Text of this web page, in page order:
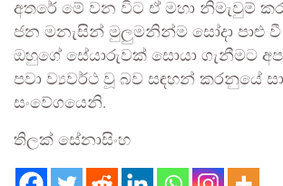
අතරේ මේ වන විට ඒ මහා නිමැවුම්
ජන මනැසින් මුලුමනින්ම සෝදා පාළු
ඔහුගේ සේයාරුවක් සොයා ගැනීමට අප
පවා ව්‍යවර්ථ වූ බව සඳහන් කරනුයේ
සංවේගයෙනි.
තිලක් සේනාසිංහ